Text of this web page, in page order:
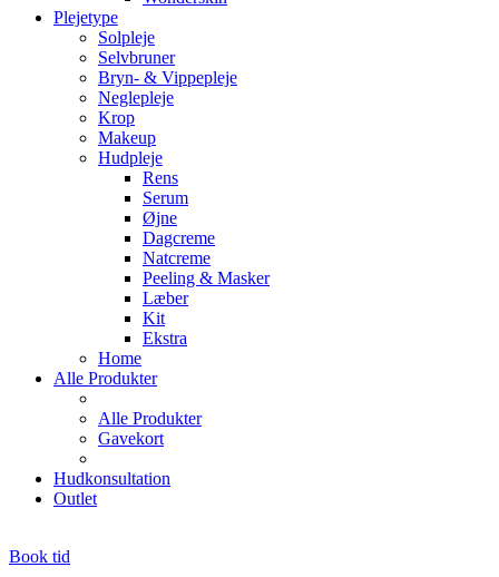
Plejetype
Solpleje
Selvbruner
Bryn- & Vippepleje
Neglepleje
Krop
Makeup
Hudpleje
Rens
Serum
Øjne
Dagcreme
Natcreme
Peeling & Masker
Læber
Kit
Ekstra
Home
Alle Produkter
Alle Produkter
Gavekort
Hudkonsultation
Outlet
Book tid